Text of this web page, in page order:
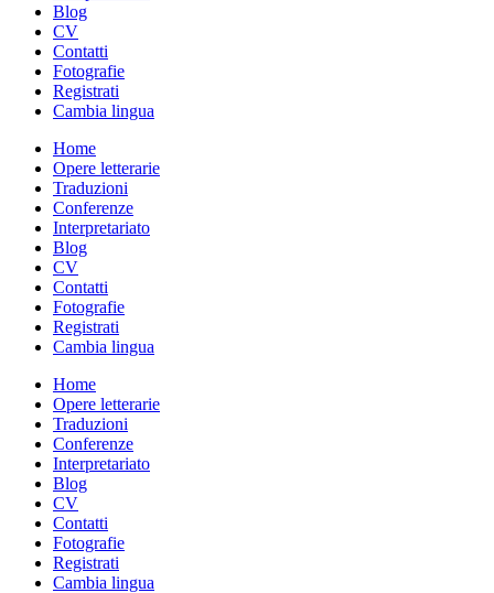
Blog
CV
Contatti
Fotografie
Registrati
Cambia lingua
Home
Opere letterarie
Traduzioni
Conferenze
Interpretariato
Blog
CV
Contatti
Fotografie
Registrati
Cambia lingua
Home
Opere letterarie
Traduzioni
Conferenze
Interpretariato
Blog
CV
Contatti
Fotografie
Registrati
Cambia lingua